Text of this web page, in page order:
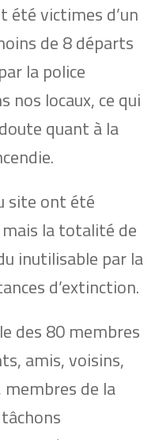
été victimes d’un
de 8 départs
la police
nos locaux, ce qui
quant à la
site ont été
la totalité de
inutilisable par la
d’extinction.
des 80 membres
amis, voisins,
de la